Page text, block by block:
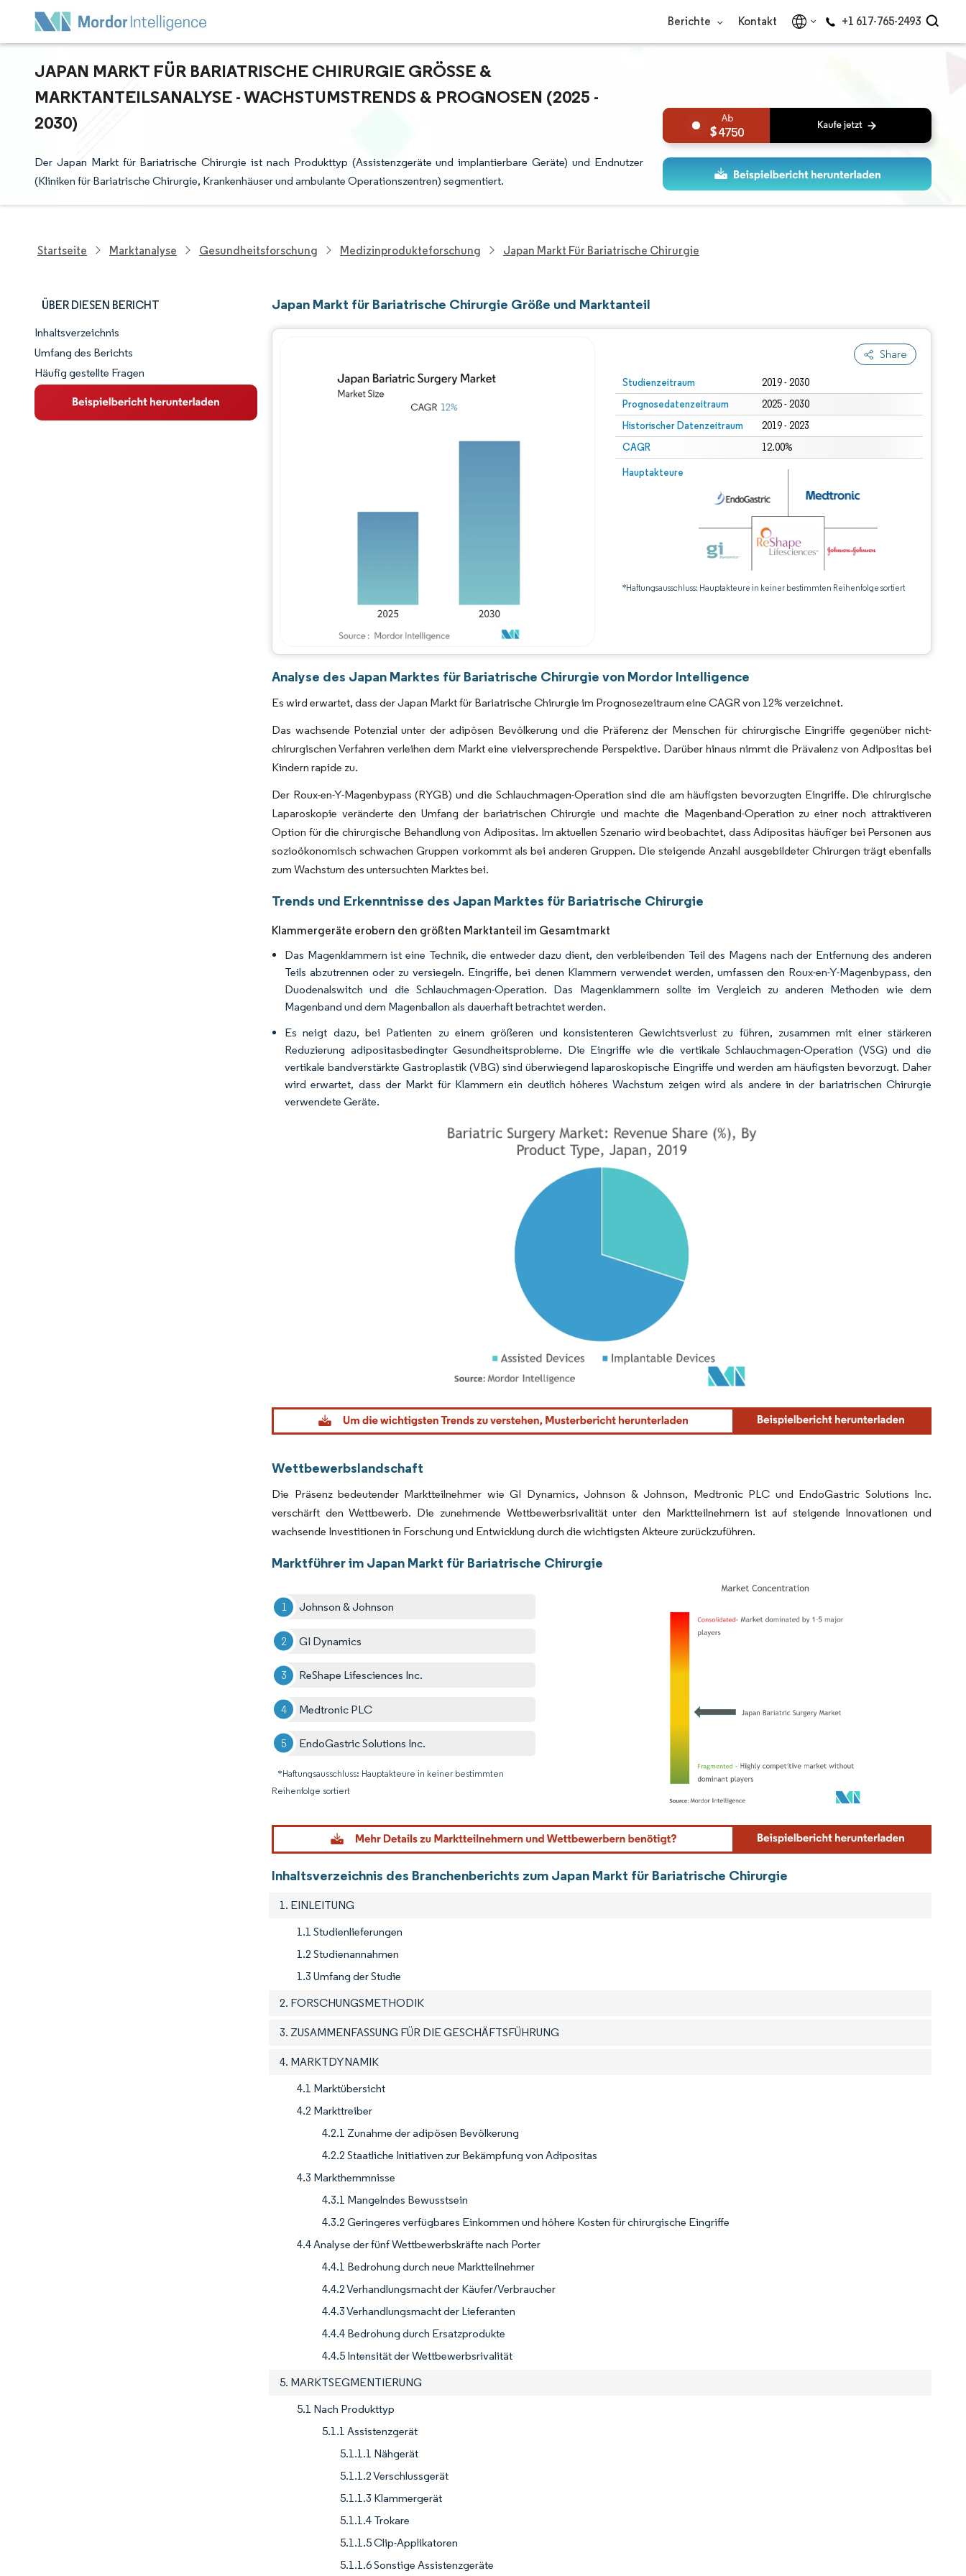
Berichte Kontakt +1 617-765-2493
JAPAN MARKT FÜR BARIATRISCHE CHIRURGIE GRÖSSE & M
ARKTANTEILSANALYSE - WACHSTUMSTRENDS & PROGNOSEN (2025 - 2
030)
Der Japan Markt für Bariatrische Chirurgie ist nach Produkttyp (Assistenzgeräte und implantierbare Geräte) und Endnutzer
(Kliniken für Bariatrische Chirurgie, Krankenhäuser und ambulante Operationszentren) segmentiert.
4750
Startseite Marktanalyse Gesundheitsforschung Medizinprodukteforschung Japan Markt Für Bariatrische Chirurgie
ÜBER DIESEN BERICHT
Marktschnappschuss
Marktübersicht
Wichtige Markttrends
Inhaltsverzeichnis
Umfang des Berichts
Häufig gestellte Fragen
Japan Markt für Bariatrische Chirurgie Größe und Marktanteil
Share
Studienzeitraum 2019 - 2030
Prognosedatenzeitraum 2025 - 2030
Historischer Datenzeitraum 2019 - 2023
CAGR 12.00%
Hauptakteure
*Haftungsausschluss: Hauptakteure in keiner bestimmten Reihenfolge sortiert
Analyse des Japan Marktes für Bariatrische Chirurgie von Mordor Intelligence
Es wird erwartet, dass der Japan Markt für Bariatrische Chirurgie im Prognosezeitraum eine CAGR von 12% verzeichnet.
Das wachsende Potenzial unter der adipösen Bevölkerung und die Präferenz der Menschen für chirurgische Eingriffe gegenüber nicht-
chirurgischen Verfahren verleihen dem Markt eine vielversprechende Perspektive. Darüber hinaus nimmt die Prävalenz von Adipositas bei
Kindern rapide zu.
Der Roux-en-Y-Magenbypass (RYGB) und die Schlauchmagen-Operation sind die am häufigsten bevorzugten Eingriffe. Die chirurgische
Laparoskopie veränderte den Umfang der bariatrischen Chirurgie und machte die Magenband-Operation zu einer noch attraktiveren
Option für die chirurgische Behandlung von Adipositas. Im aktuellen Szenario wird beobachtet, dass Adipositas häufiger bei Personen aus
sozioökonomisch schwachen Gruppen vorkommt als bei anderen Gruppen. Die steigende Anzahl ausgebildeter Chirurgen trägt ebenfalls
zum Wachstum des untersuchten Marktes bei.
Trends und Erkenntnisse des Japan Marktes für Bariatrische Chirurgie
Klammergeräte erobern den größten Marktanteil im Gesamtmarkt
Das Magenklammern ist eine Technik, die entweder dazu dient, den verbleibenden Teil des Magens nach der Entfernung des anderen
Teils abzutrennen oder zu versiegeln. Eingriffe, bei denen Klammern verwendet werden, umfassen den Roux-en-Y-Magenbypass, den
Duodenalswitch und die Schlauchmagen-Operation. Das Magenklammern sollte im Vergleich zu anderen Methoden wie dem
Magenband und dem Magenballon als dauerhaft betrachtet werden.
Es neigt dazu, bei Patienten zu einem größeren und konsistenteren Gewichtsverlust zu führen, zusammen mit einer stärkeren
Reduzierung adipositasbedingter Gesundheitsprobleme. Die Eingriffe wie die vertikale Schlauchmagen-Operation (VSG) und die
vertikale bandverstärkte Gastroplastik (VBG) sind überwiegend laparoskopische Eingriffe und werden am häufigsten bevorzugt. Daher
wird erwartet, dass der Markt für Klammern ein deutlich höheres Wachstum zeigen wird als andere in der bariatrischen Chirurgie
verwendete Geräte.
Bild © Mordor Intelligence. Wiederverwendung erfordert Namensnennung gemäß CC BY 4.0.
Wettbewerbslandschaft
Die Präsenz bedeutender Marktteilnehmer wie GI Dynamics, Johnson & Johnson, Medtronic PLC und EndoGastric Solutions Inc.
verschärft den Wettbewerb. Die zunehmende Wettbewerbsrivalität unter den Marktteilnehmern ist auf steigende Innovationen und
wachsende Investitionen in Forschung und Entwicklung durch die wichtigsten Akteure zurückzuführen.
Marktführer im Japan Markt für Bariatrische Chirurgie
Johnson & Johnson
GI Dynamics
ReShape Lifesciences Inc.
Medtronic PLC
EndoGastric Solutions Inc.
*Haftungsausschluss: Hauptakteure in keiner bestimmten
Reihenfolge sortiert
Bild © Mordor Intelligence. Wiederverwendung erfordert Namensnennung gemäß CC BY 4.0.
Inhaltsverzeichnis des Branchenberichts zum Japan Markt für Bariatrische Chirurgie
1. EINLEITUNG
1.1 Studienlieferungen
1.2 Studienannahmen
1.3 Umfang der Studie
2. FORSCHUNGSMETHODIK
3. ZUSAMMENFASSUNG FÜR DIE GESCHÄFTSFÜHRUNG
4. MARKTDYNAMIK
4.1 Marktübersicht
4.2 Markttreiber
4.2.1 Zunahme der adipösen Bevölkerung
4.2.2 Staatliche Initiativen zur Bekämpfung von Adipositas
4.3 Markthemmnisse
4.3.1 Mangelndes Bewusstsein
4.3.2 Geringeres verfügbares Einkommen und höhere Kosten für chirurgische Eingriffe
4.4 Analyse der fünf Wettbewerbskräfte nach Porter
4.4.1 Bedrohung durch neue Marktteilnehmer
4.4.2 Verhandlungsmacht der Käufer/Verbraucher
4.4.3 Verhandlungsmacht der Lieferanten
4.4.4 Bedrohung durch Ersatzprodukte
4.4.5 Intensität der Wettbewerbsrivalität
5. MARKTSEGMENTIERUNG
5.1 Nach Produkttyp
5.1.1 Assistenzgerät
5.1.1.1 Nähgerät
5.1.1.2 Verschlussgerät
5.1.1.3 Klammergerät
5.1.1.4 Trokare
5.1.1.5 Clip-Applikatoren
5.1.1.6 Sonstige Assistenzgeräte